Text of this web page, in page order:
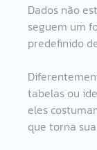
Dados não
seguem um
predefinido
tabelas ou
eles
que torna